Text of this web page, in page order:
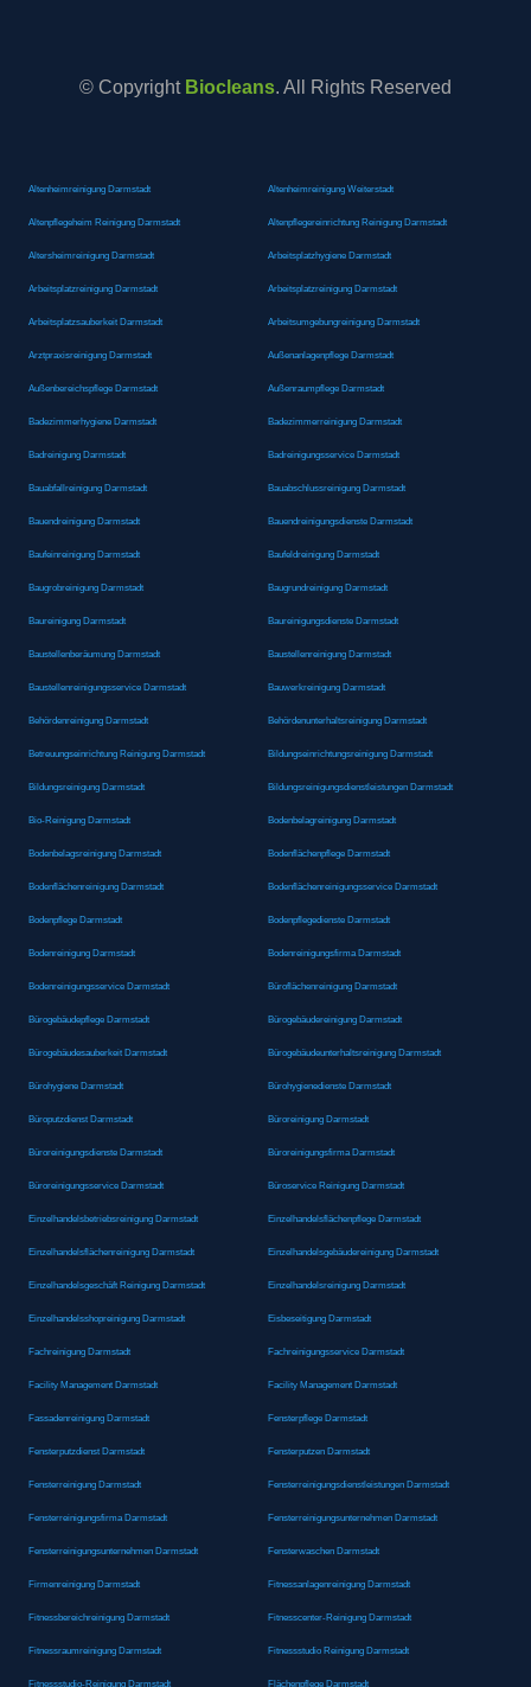
© Copyright Biocleans. All Rights Reserved
Altenheimreinigung Darmstadt Altenheimreinigung Weiterstadt
Altenpflegeheim Reinigung Darmstadt Altenpflegereinrichtung Reinigung Darmstadt
Altersheimreinigung Darmstadt Arbeitsplatzhygiene Darmstadt
Arbeitsplatzreinigung Darmstadt Arbeitsplatzreinigung Darmstadt
Arbeitsplatzsauberkeit Darmstadt Arbeitsumgebungreinigung Darmstadt
Arztpraxisreinigung Darmstadt Außenanlagenpflege Darmstadt
Außenbereichspflege Darmstadt Außenraumpflege Darmstadt
Badezimmerhygiene Darmstadt Badezimmerreinigung Darmstadt
Badreinigung Darmstadt Badreinigungsservice Darmstadt
Bauabfallreinigung Darmstadt Bauabschlussreinigung Darmstadt
Bauendreinigung Darmstadt Bauendreinigungsdienste Darmstadt
Baufeinreinigung Darmstadt Baufeldreinigung Darmstadt
Baugrobreinigung Darmstadt Baugrundreinigung Darmstadt
Baureinigung Darmstadt Baureinigungsdienste Darmstadt
Baustellenberäumung Darmstadt Baustellenreinigung Darmstadt
Baustellenreinigungsservice Darmstadt Bauwerkreinigung Darmstadt
Behördenreinigung Darmstadt Behördenunterhaltsreinigung Darmstadt
Betreuungseinrichtung Reinigung Darmstadt Bildungseinrichtungsreinigung Darmstadt
Bildungsreinigung Darmstadt Bildungsreinigungsdienstleistungen Darmstadt
Bio-Reinigung Darmstadt Bodenbelagreinigung Darmstadt
Bodenbelagsreinigung Darmstadt Bodenflächenpflege Darmstadt
Bodenflächenreinigung Darmstadt Bodenflächenreinigungsservice Darmstadt
Bodenpflege Darmstadt Bodenpflegedienste Darmstadt
Bodenreinigung Darmstadt Bodenreinigungsfirma Darmstadt
Bodenreinigungsservice Darmstadt Büroflächenreinigung Darmstadt
Bürogebäudepflege Darmstadt Bürogebäudereinigung Darmstadt
Bürogebäudesauberkeit Darmstadt Bürogebäudeunterhaltsreinigung Darmstadt
Bürohygiene Darmstadt Bürohygienedienste Darmstadt
Büroputzdienst Darmstadt Büroreinigung Darmstadt
Büroreinigungsdienste Darmstadt Büroreinigungsfirma Darmstadt
Büroreinigungsservice Darmstadt Büroservice Reinigung Darmstadt
Einzelhandelsbetriebsreinigung Darmstadt Einzelhandelsflächenpflege Darmstadt
Einzelhandelsflächenreinigung Darmstadt Einzelhandelsgebäudereinigung Darmstadt
Einzelhandelsgeschäft Reinigung Darmstadt Einzelhandelsreinigung Darmstadt
Einzelhandelsshopreinigung Darmstadt Eisbeseitigung Darmstadt
Fachreinigung Darmstadt Fachreinigungsservice Darmstadt
Facility Management Darmstadt Facility Management Darmstadt
Fassadenreinigung Darmstadt Fensterpflege Darmstadt
Fensterputzdienst Darmstadt Fensterputzen Darmstadt
Fensterreinigung Darmstadt Fensterreinigungsdienstleistungen Darmstadt
Fensterreinigungsfirma Darmstadt Fensterreinigungsunternehmen Darmstadt
Fensterreinigungsunternehmen Darmstadt Fensterwaschen Darmstadt
Firmenreinigung Darmstadt Fitnessanlagenreinigung Darmstadt
Fitnessbereichreinigung Darmstadt Fitnesscenter-Reinigung Darmstadt
Fitnessraumreinigung Darmstadt Fitnessstudio Reinigung Darmstadt
Fitnessstudio-Reinigung Darmstadt Flächenpflege Darmstadt